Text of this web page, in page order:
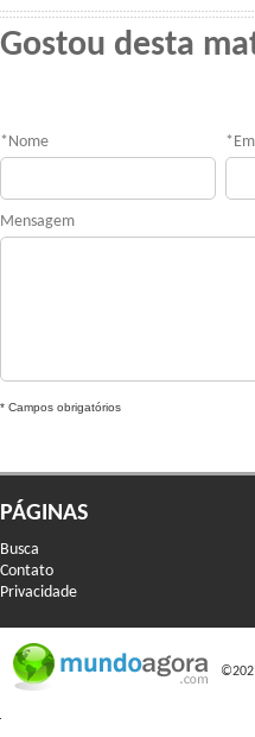
Gostou desta
* Nome *
Mensagem
* Campos obrigatórios
PÁGINAS
Busca
Contato
Privacidade